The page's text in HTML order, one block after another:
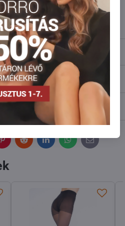
PinterestReddit LinkedInWhatsApp
E-
mail